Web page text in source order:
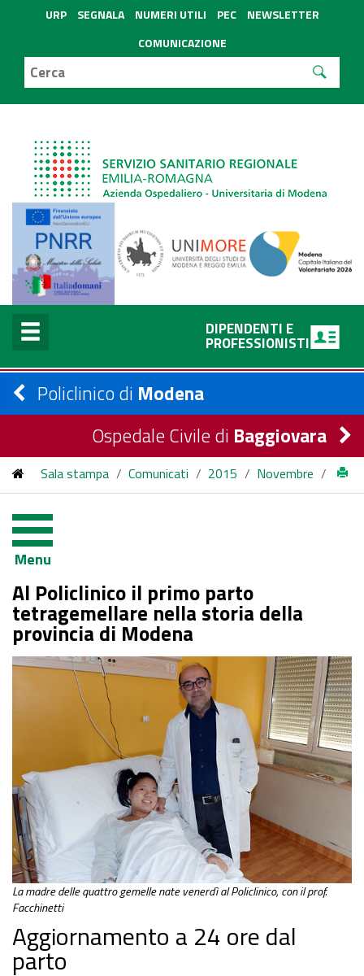
URP SEGNALA NUMERI UTILI PEC
NEWSLETTER
COMUNICAZIONE
DIPENDENTI E
PROFESSIONISTI
Policlinico di Modena
Ospedale Civile di Baggiovara
Sala stampa / Comunicati / 2015 / Novembre /
Menu
Al Policlinico il primo parto
tetragemellare nella storia della
provincia di Modena
La madre delle quattro gemelle nate venerdì al Policlinico, con il prof.
Facchinetti
Aggiornamento a 24 ore dal
parto